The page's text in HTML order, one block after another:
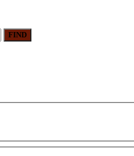
FIND